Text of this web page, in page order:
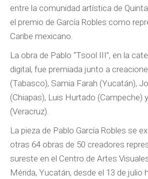
entre la comunidad artística de
el premio de García Robles como
Caribe mexicano.
La obra de Pablo “Tsool III”, en la
digital, fue premiada junto a
(Tabasco), Samia Farah (Yucatán),
(Chiapas), Luis Hurtado (Campeche)
(Veracruz).
La pieza de Pablo García Robles se
otras 64 obras de 50 creadores
sureste en el Centro de Artes
Mérida, Yucatán, desde el 13 de julio